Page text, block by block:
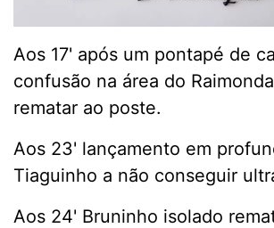
Aos 17' após um pontapé de
confusão na área do
rematar ao poste.
Aos 23' lançamento em
Tiaguinho a não conseguir
Aos 24' Bruninho isolado